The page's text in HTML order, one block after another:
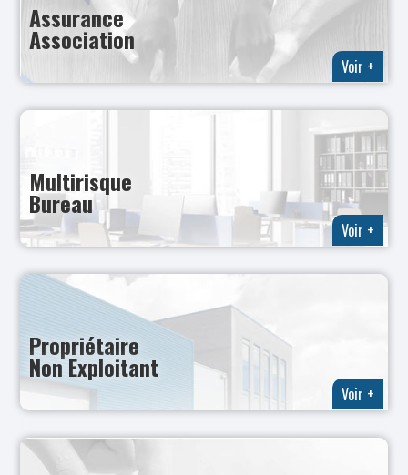
Assurance
Association
Voir +
Multirisque
Bureau
Voir +
Propriétaire
Non Exploitant
Voir +